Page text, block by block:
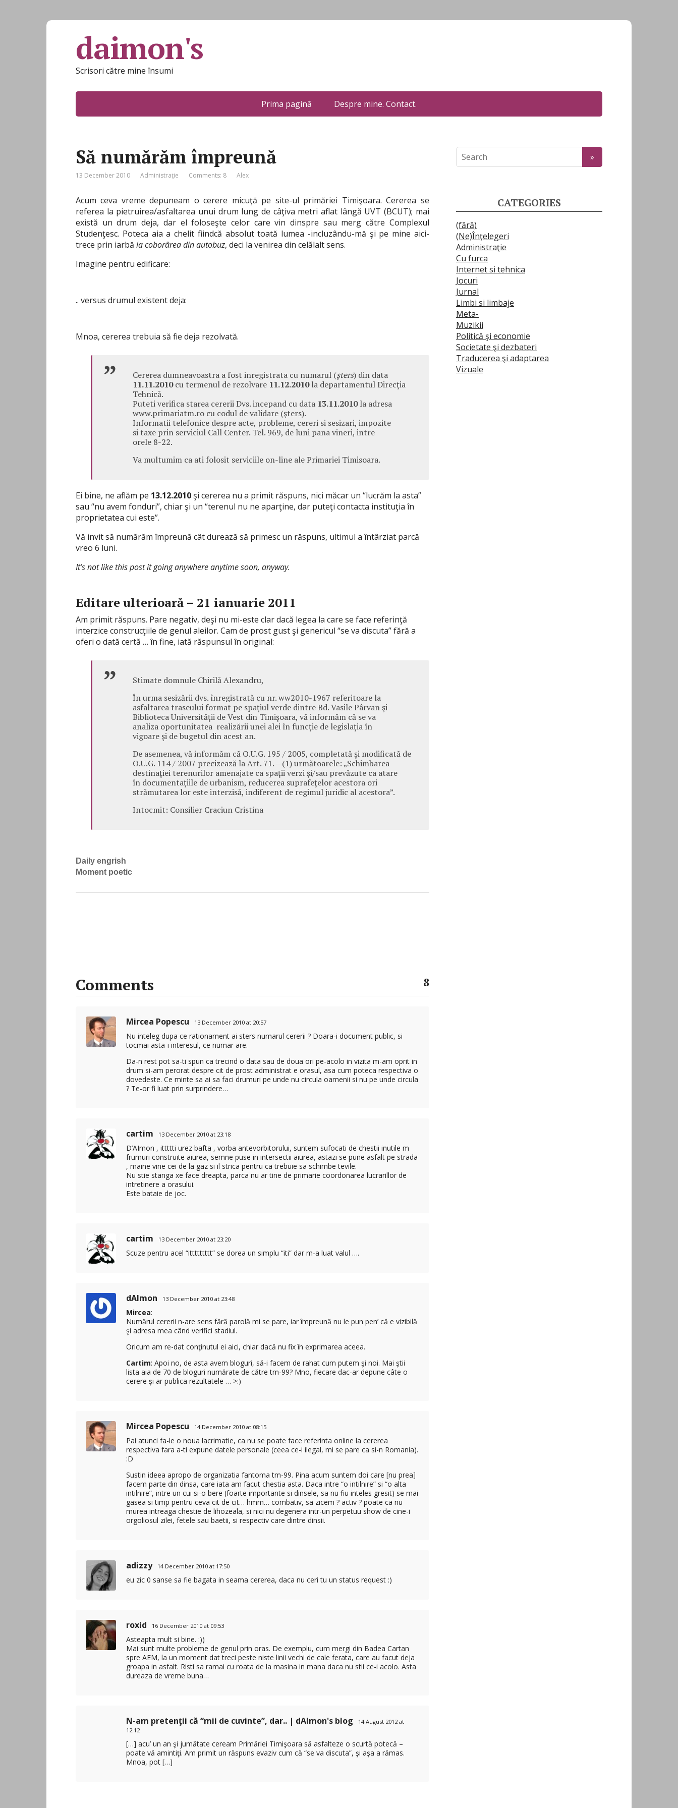
daimon's
Scrisori către mine însumi
Prima pagină Despre mine. Contact.
Să numărăm împreună
13 December 2010 Administraţie Comments: 8 Alex
Acum ceva vreme depuneam o cerere micuţă pe site-ul primăriei Timişoara. Cererea se
referea la pietruirea/asfaltarea unui drum lung de câţiva metri aflat lângă UVT (BCUT); mai
există un drum deja, dar el foloseşte celor care vin dinspre sau merg către Complexul
Studenţesc. Poteca aia a chelit fiindcă absolut toată lumea -incluzându-mă şi pe mine aici-
trece prin iarbă la coborârea din autobuz, deci la venirea din celălalt sens.
Imagine pentru edificare:
.. versus drumul existent deja:
Mnoa, cererea trebuia să fie deja rezolvată.
Cererea dumneavoastra a fost inregistrata cu numarul (şters) din data
11.11.2010cu termenul de rezolvare 11.12.2010la departamentul Direcţia
Tehnică.
Puteti verifica starea cererii Dvs. incepand cu data 13.11.2010la adresa
www.primariatm.ro cu codul de validare (şters).
Informatii telefonice despre acte, probleme, cereri si sesizari, impozite
si taxe prin serviciul Call Center. Tel. 969, de luni pana vineri, intre
orele 8-22.
Va multumim ca ati folosit serviciile on-line ale Primariei Timisoara.
Ei bine, ne aflăm pe 13.12.2010şi cererea nu a primit răspuns, nici măcar un “lucrăm la asta”
sau “nu avem fonduri”, chiar şi un “terenul nu ne aparţine, dar puteţi contacta instituţia în
proprietatea cui este”.
Vă invit să numărăm împreună cât durează să primesc un răspuns, ultimul a întârziat parcă
vreo 6 luni.
It’s not like this post it going anywhere anytime soon, anyway.
Editare ulterioară – 21 ianuarie 2011
Am primit răspuns. Pare negativ, deşi nu mi-este clar dacă legea la care se face referinţă
interzice construcţiile de genul aleilor. Cam de prost gust şi genericul “se va discuta” fără a
oferi o dată certă … în fine, iată răspunsul în original:
Stimate domnule Chirilă Alexandru,
În urma sesizării dvs. înregistrată cu nr. ww2010-1967 referitoare la
asfaltarea traseului format pe spaţiul verde dintre Bd. Vasile Pârvan şi
Biblioteca Universităţii de Vest din Timişoara, vă informăm că se va
analiza oportunitatea realizării unei alei în funcţie de legislaţia în
vigoare şi de bugetul din acest an.
De asemenea, vă informăm că O.U.G. 195 / 2005, completată şi modificată de
O.U.G. 114 / 2007 precizează la Art. 71. – (1) următoarele: „Schimbarea
destinaţiei terenurilor amenajate ca spaţii verzi şi/sau prevăzute ca atare
în documentaţiile de urbanism, reducerea suprafeţelor acestora ori
strămutarea lor este interzisă, indiferent de regimul juridic al acestora”.
Intocmit: Consilier Craciun Cristina
Daily engrish
Moment poetic
Comments 8
Mircea Popescu 13 December 2010 at 20:57
Nu inteleg dupa ce rationament ai sters numarul cererii ? Doara-i document public, si
tocmai asta-i interesul, ce numar are.
Da-n rest pot sa-ti spun ca trecind o data sau de doua ori pe-acolo in vizita m-am oprit in
drum si-am perorat despre cit de prost administrat e orasul, asa cum poteca respectiva o
dovedeste. Ce minte sa ai sa faci drumuri pe unde nu circula oamenii si nu pe unde circula
? Te-or fi luat prin surprindere…
cartim 13 December 2010 at 23:18
D’AImon , ittttti urez bafta , vorba antevorbitorului, suntem sufocati de chestii inutile m
frumuri construite aiurea, semne puse in intersectii aiurea, astazi se pune asfalt pe strada
, maine vine cei de la gaz si il strica pentru ca trebuie sa schimbe tevile.
Nu stie stanga xe face dreapta, parca nu ar tine de primarie coordonarea lucrarillor de
intretinere a orasului.
Este bataie de joc.
cartim 13 December 2010 at 23:20
Scuze pentru acel “ittttttttt” se dorea un simplu “iti” dar m-a luat valul ….
dAImon 13 December 2010 at 23:48
Mircea:
Numărul cererii n-are sens fără parolă mi se pare, iar împreună nu le pun pen’ că e vizibilă
şi adresa mea când verifici stadiul.
Oricum am re-dat conţinutul ei aici, chiar dacă nu fix în exprimarea aceea.
Cartim: Apoi no, de asta avem bloguri, să-i facem de rahat cum putem şi noi. Mai ştii
lista aia de 70 de bloguri numărate de către tm-99? Mno, fiecare dac-ar depune câte o
cerere şi ar publica rezultatele … >:)
Mircea Popescu 14 December 2010 at 08:15
Pai atunci fa-le o noua lacrimatie, ca nu se poate face referinta online la cererea
respectiva fara a-ti expune datele personale (ceea ce-i ilegal, mi se pare ca si-n Romania).
:D
Sustin ideea apropo de organizatia fantoma tm-99. Pina acum suntem doi care [nu prea]
facem parte din dinsa, care iata am facut chestia asta. Daca intre “o intilnire” si “o alta
intilnire”, intre un cui si-o bere (foarte importante si dinsele, sa nu fiu inteles gresit) se mai
gasea si timp pentru ceva cit de cit… hmm… combativ, sa zicem ? activ ? poate ca nu
murea intreaga chestie de lihozeala, si nici nu degenera intr-un perpetuu show de cine-i
orgoliosul zilei, fetele sau baetii, si respectiv care dintre dinsii.
adizzy 14 December 2010 at 17:50
eu zic 0 sanse sa fie bagata in seama cererea, daca nu ceri tu un status request :)
roxid 16 December 2010 at 09:53
Asteapta mult si bine. :))
Mai sunt multe probleme de genul prin oras. De exemplu, cum mergi din Badea Cartan
spre AEM, la un moment dat treci peste niste linii vechi de cale ferata, care au facut deja
groapa in asfalt. Risti sa ramai cu roata de la masina in mana daca nu stii ce-i acolo. Asta
dureaza de vreme buna…
N-am pretenţii că “mii de cuvinte”, dar.. | dAImon's blog
14 August 2012 at
12:12
[…] acu’ un an şi jumătate ceream Primăriei Timişoara să asfalteze o scurtă potecă –
poate vă amintiţi. Am primit un răspuns evaziv cum că “se va discuta”, şi aşa a rămas.
Mnoa, pot […]
CATEGORIES
(fără)
(Ne)Înţelegeri
Administraţie
Cu furca
Internet si tehnica
Jocuri
Jurnal
Limbi si limbaje
Meta-
Muzikii
Politică şi economie
Societate şi dezbateri
Traducerea şi adaptarea
Vizuale